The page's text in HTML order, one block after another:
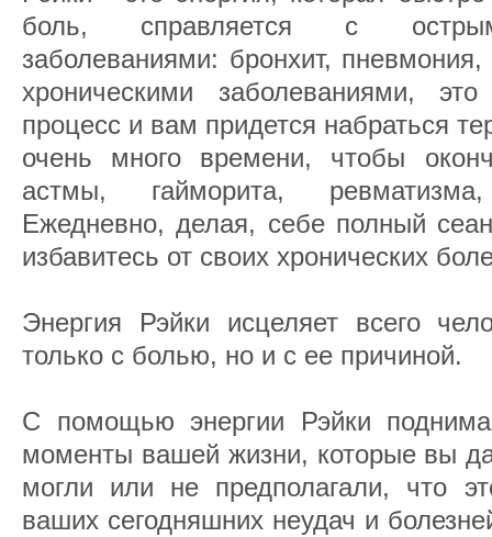
боль, справляется с
заболеваниями: бронхит, пневмония,
хроническими заболеваниями,
процесс и вам придется набраться
очень много времени, чтобы
астмы, гайморита,
Ежедневно, делая, себе полный
избавитесь от своих хронических
Энергия Рэйки исцеляет всего
только с болью, но и с ее причиной.
С помощью энергии Рэйки
моменты вашей жизни, которые вы
могли или не предполагали, что
ваших сегодняшних неудач и